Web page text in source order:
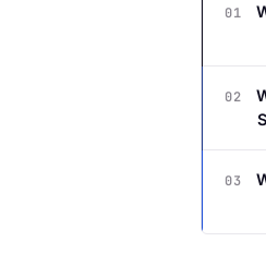
01
02
03